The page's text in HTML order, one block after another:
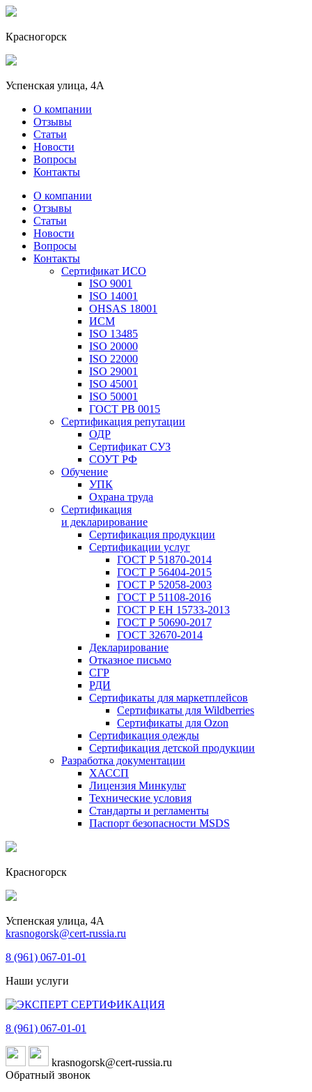
Красногорск
Успенская улица, 4А
О компании
Отзывы
Статьи
Новости
Вопросы
Контакты
О компании
Отзывы
Статьи
Новости
Вопросы
Контакты
Сертификат ИСО
ISO 9001
ISO 14001
OHSAS 18001
ИСМ
ISO 13485
ISO 20000
ISO 22000
ISO 29001
ISO 45001
ISO 50001
ГОСТ РВ 0015
Сертификация репутации
ОДР
Сертификат СУЗ
СОУТ РФ
Обучение
УПК
Охрана труда
Сертификация
и декларирование
Сертификация продукции
Сертификации услуг
ГОСТ Р 51870-2014
ГОСТ Р 56404-2015
ГОСТ Р 52058-2003
ГОСТ Р 51108-2016
ГОСТ Р ЕН 15733-2013
ГОСТ Р 50690-2017
ГОСТ 32670-2014
Декларирование
Отказное письмо
СГР
РДИ
Сертификаты для маркетплейсов
Сертификаты для Wildberries
Сертификаты для Ozon
Сертификация одежды
Сертификация детской продукции
Разработка документации
ХАССП
Лицензия Минкульт
Технические условия
Стандарты и регламенты
Паспорт безопасности MSDS
Красногорск
Успенская улица, 4А
krasnogorsk@cert-russia.ru
8 (961) 067-01-01
Наши услуги
8 (961) 067-01-01
krasnogorsk@cert-russia.ru
Обратный звонок